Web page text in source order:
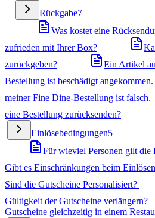
Rückgabe7
Was kostet eine
zufrieden mit Ihrer Box?
zurückgeben?
Ein Artikel
Bestellung ist beschädigt angekommen.
meiner Fine Dine-Bestellung ist falsch.
eine Bestellung zurücksenden?
Einlösebedingungen5
Für wieviel Personen gilt die
Gibt es Einschränkungen beim
Sind die Gutscheine Personalisiert?
Gültigkeit der Gutscheine verlängern?
Gutscheine gleichzeitig in einem